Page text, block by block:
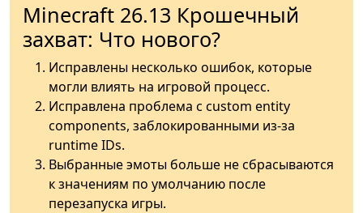
Minecraft 26.13 Крошечный
захват: Что нового?
Исправлены несколько ошибок, которые
могли влиять на игровой процесс.
Исправлена проблема с custom entity
components, заблокированными из-за
runtime IDs.
Выбранные эмоты больше не сбрасываются
к значениям по умолчанию после
перезапуска игры.